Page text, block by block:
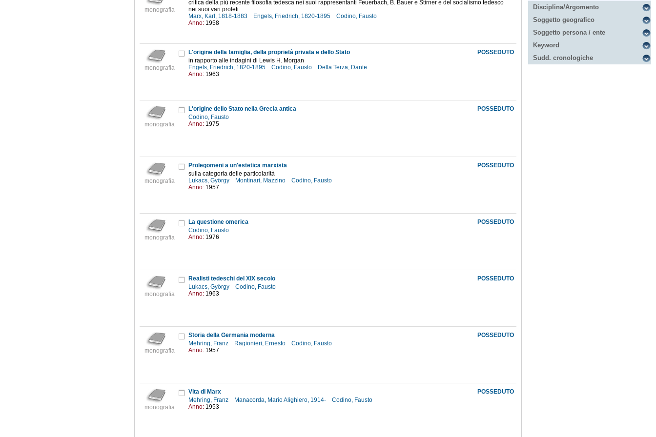
monografia
critica della più recente filosofia tedesca nei suoi rappresentanti Feuerbach, B. Bauer e Stirner e del socialismo tedesco
nei suoi vari profeti
Marx, Karl, 1818-1883
Engels, Friedrich, 1820-1895
Codino, Fausto
Anno: 1958
monografia
POSSEDUTO
L'origine della famiglia, della proprietà privata e dello Stato
in rapporto alle indagini di Lewis H. Morgan
Engels, Friedrich, 1820-1895
Codino, Fausto
Della Terza, Dante
Anno: 1963
monografia
POSSEDUTO
L'origine dello Stato nella Grecia antica
Codino, Fausto
Anno: 1975
monografia
POSSEDUTO
Prolegomeni a un'estetica marxista
sulla categoria delle particolarità
Lukacs, György
Montinari, Mazzino
Codino, Fausto
Anno: 1957
monografia
POSSEDUTO
La questione omerica
Codino, Fausto
Anno: 1976
monografia
POSSEDUTO
Realisti tedeschi del XIX secolo
Lukacs, György
Codino, Fausto
Anno: 1963
monografia
POSSEDUTO
Storia della Germania moderna
Mehring, Franz
Ragionieri, Ernesto
Codino, Fausto
Anno: 1957
monografia
POSSEDUTO
Vita di Marx
Mehring, Franz
Manacorda, Mario Alighiero, 1914-
Codino, Fausto
Anno: 1953
Disciplina/Argomento
Soggetto geografico
Soggetto persona / ente
Keyword
Sudd. cronologiche